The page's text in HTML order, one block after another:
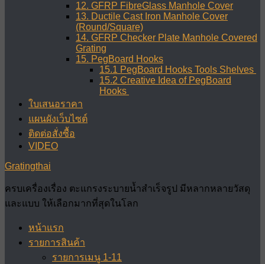
12. GFRP FibreGlass Manhole Cover
13. Ductile Cast Iron Manhole Cover
(Round/Square)
14. GFRP Checker Plate Manhole Covered
Grating
15. PegBoard Hooks
15.1 PegBoard Hooks Tools Shelves
15.2 Creative Idea of PegBoard
Hooks
ใบเสนอราคา
แผนผังเว็บไซต์
ติดต่อสั่งซื้อ
VIDEO
Gratingthai
ครบเครื่องเรื่อง ตะแกรงระบายน้ำสำเร็จรูป มีหลากหลายวัสดุ
และแบบ ให้เลือกมากที่สุดในโลก
หน้าแรก
รายการสินค้า
รายการเมนู 1-11